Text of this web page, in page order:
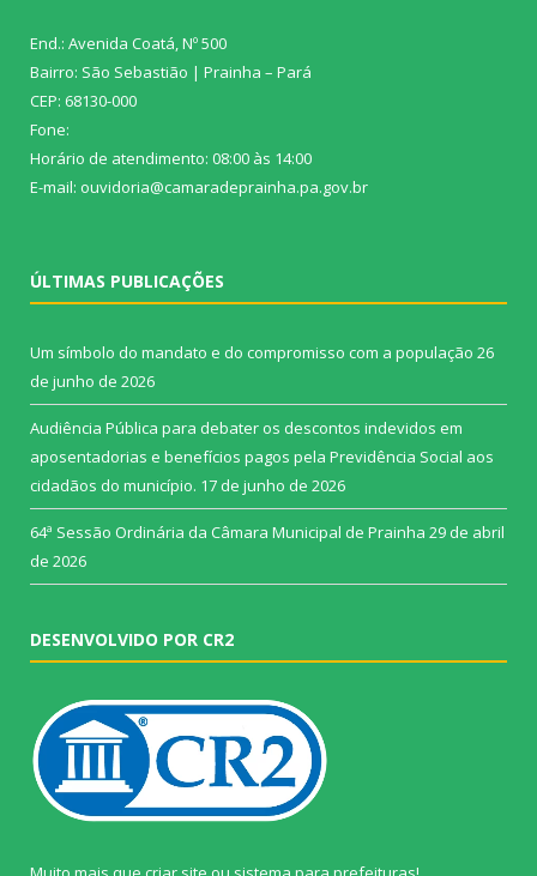
End.: Avenida Coatá, Nº 500
Bairro: São Sebastião | Prainha – Pará
CEP: 68130-000
Fone:
Horário de atendimento: 08:00 às 14:00
E-mail: ouvidoria@camaradeprainha.pa.gov.br
ÚLTIMAS PUBLICAÇÕES
Um símbolo do mandato e do compromisso com a população 26
de junho de 2026
Audiência Pública para debater os descontos indevidos em
aposentadorias e benefícios pagos pela Previdência Social aos
cidadãos do município. 17 de junho de 2026
64ª Sessão Ordinária da Câmara Municipal de Prainha 29 de abril
de 2026
DESENVOLVIDO POR CR2